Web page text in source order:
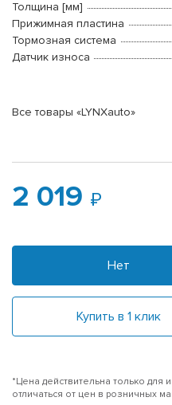
Толщина [мм]
Прижимная пластина
Тормозная система
Датчик износа
Все товары «LYNXauto»
2 019
Нет
Купить в 1 клик
*Цена действительна только для
отличаться от цен в розничных